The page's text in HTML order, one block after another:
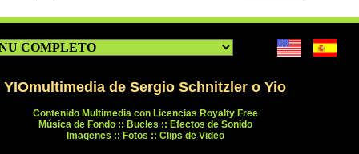
YIOmultimedia de Sergio Schnitzler o Yio
Contenido Multimedia con Licencias Royalty Free
Música de Fondo :: Bucles :: Efectos de Sonido
Imagenes :: Fotos :: Clips de Video